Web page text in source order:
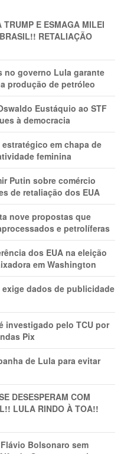
E ESMAGA MILEI
RETALIAÇÃO
no governo Lula garante
produção de petróleo
Eustáquio ao STF
à democracia
em chapa de
feminina
Putin sobre comércio
de retaliação dos EUA
nove propostas que
e petrolíferas
dos EUA na eleição
em Washington
dados de publicidade
investigado pelo TCU por
Pix
de Lula para evitar
DESESPERAM COM
LULA RINDO À TOA!!
Bolsonaro sem